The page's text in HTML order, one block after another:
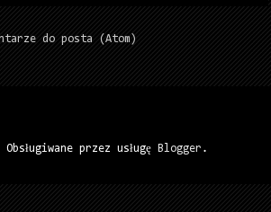
do posta (Atom)
przez usługę Blogger .